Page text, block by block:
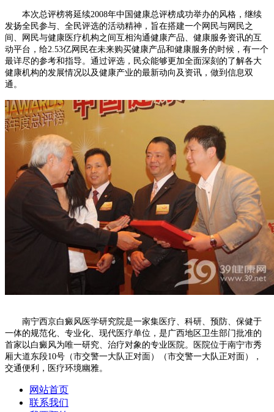
本次总评榜将延续2008年中国健康总评榜成功举办的风格，继续
发扬全民参与、全民评选的活动精神，旨在搭建一个网民与网民之
间、网民与健康医疗机构之间互相沟通健康产品、健康服务资讯的互
动平台，给2.53亿网民在未来购买健康产品和健康服务的时候，有一个
最详尽的参考和指导。通过评选，民众能够更加全面深刻的了解各大
健康机构的发展情况以及健康产业的最新动向及资讯，做到信息双
通。
南宁西京白癜风医学研究院是一家集医疗、科研、预防、保健于
一体的规范化、专业化、现代医疗单位，是广西地区卫生部门批准的
首家以白癜风为唯一研究、治疗对象的专业医院。医院位于南宁市秀
厢大道东段10号（市交警一大队正对面）（市交警一大队正对面），
交通便利，医疗环境幽雅。
网站首页
联系我们